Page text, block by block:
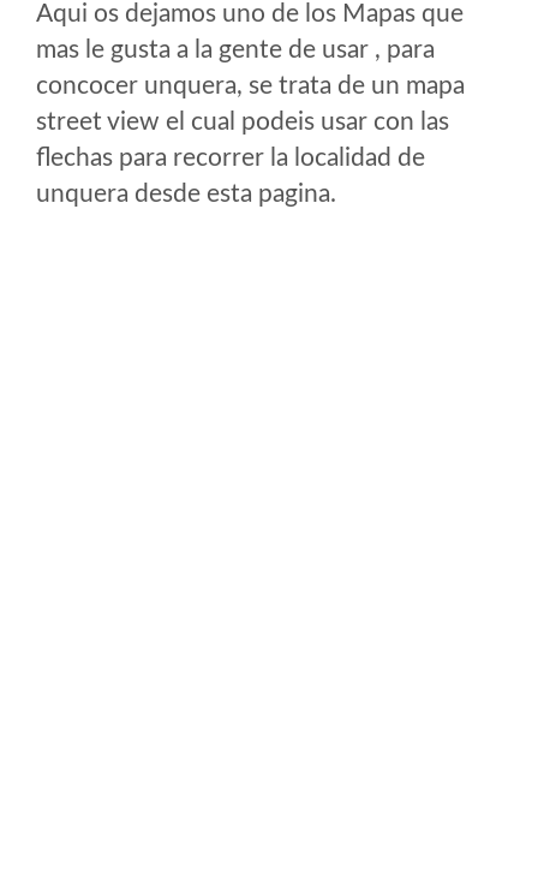
Aqui os dejamos uno de los Mapas que
mas le gusta a la gente de usar , para
concocer unquera, se trata de un mapa
street view el cual podeis usar con las
flechas para recorrer la localidad de
unquera desde esta pagina.